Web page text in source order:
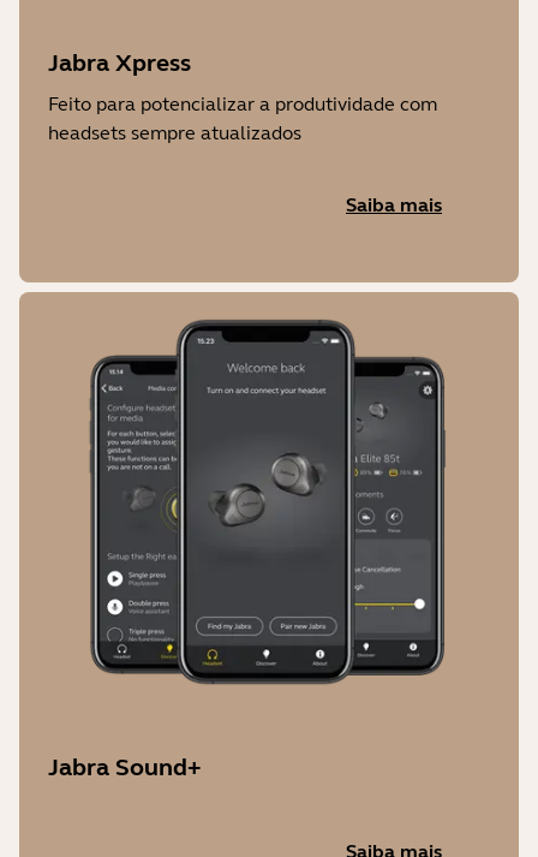
Jabra Xpress
Feito para potencializar a produtividade com
headsets sempre atualizados
Saiba mais
Jabra Sound+
Saiba mais